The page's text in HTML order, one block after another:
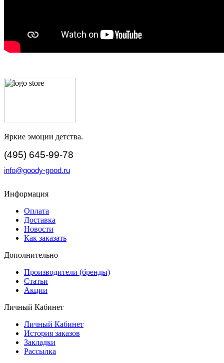
Яркие эмоции детства.
(495) 645-99-78
info@goody-good.ru
Информация
Оплата
Доставка
Новости
Как заказать
Дополнительно
Производители (бренды)
Статьи
Акции
Личный Кабинет
Личный Кабинет
История заказов
Закладки
Рассылка